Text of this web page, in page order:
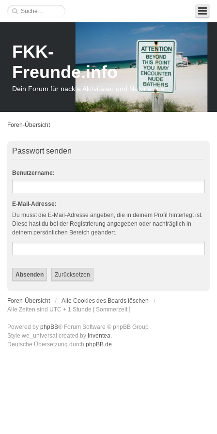
FKK-
Freunde.info
Dein Forum für nackte Aktivitäten und Naturismus
Foren-Übersicht
Passwort senden
Benutzername:
E-Mail-Adresse:
Du musst die E-Mail-Adresse angeben, die in deinem Profil hinterlegt ist.
Diese hast du bei der Registrierung angegeben oder nachträglich in
deinem persönlichen Bereich geändert.
Foren-Übersicht
Alle Cookies des Boards löschen
Alle Zeiten sind UTC + 1 Stunde [ Sommerzeit ]
Powered by phpBB® Forum Software © phpBB Group
Style we_universal created by Inventea.
Deutsche Übersetzung durch phpBB.de